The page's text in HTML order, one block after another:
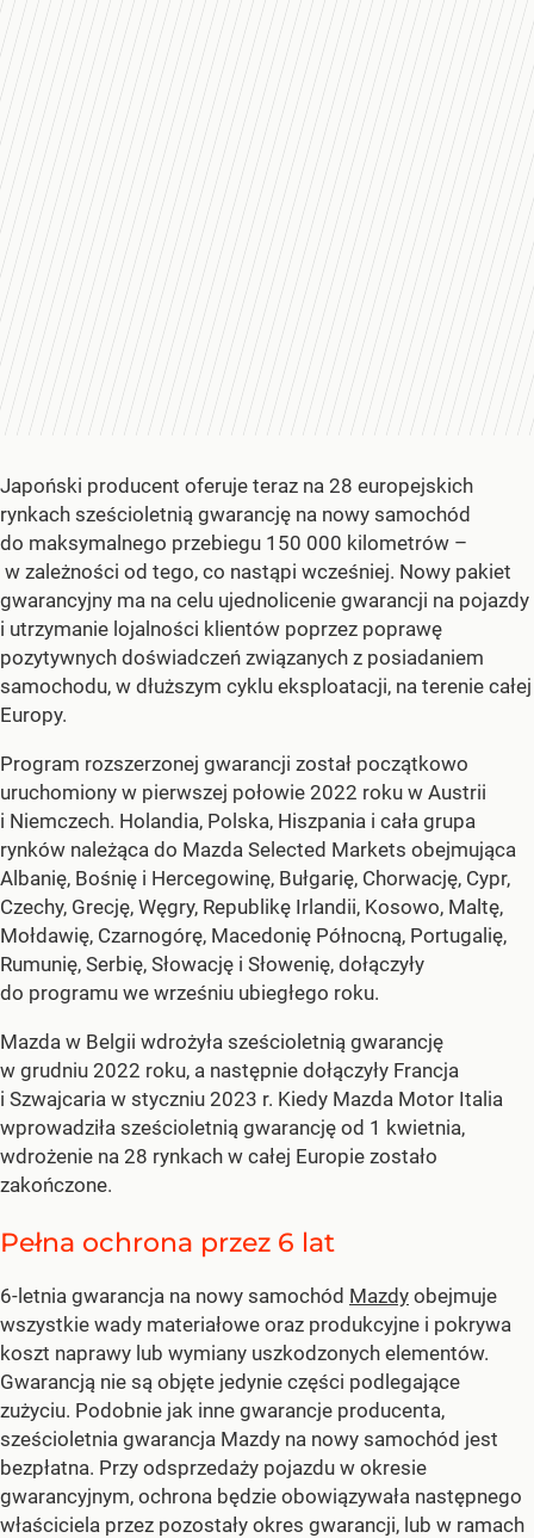
Japoński producent oferuje teraz na 28 europejskich
rynkach sześcioletnią gwarancję na nowy samochód
do maksymalnego przebiegu 150 000 kilometrów –
w zależności od tego, co nastąpi wcześniej. Nowy pakiet
gwarancyjny ma na celu ujednolicenie gwarancji na pojazdy
i utrzymanie lojalności klientów poprzez poprawę
pozytywnych doświadczeń związanych z posiadaniem
samochodu, w dłuższym cyklu eksploatacji, na terenie całej
Europy.
Program rozszerzonej gwarancji został początkowo
uruchomiony w pierwszej połowie 2022 roku w Austrii
i Niemczech. Holandia, Polska, Hiszpania i cała grupa
rynków należąca do Mazda Selected Markets obejmująca
Albanię, Bośnię i Hercegowinę, Bułgarię, Chorwację, Cypr,
Czechy, Grecję, Węgry, Republikę Irlandii, Kosowo, Maltę,
Mołdawię, Czarnogórę, Macedonię Północną, Portugalię,
Rumunię, Serbię, Słowację i Słowenię, dołączyły
do programu we wrześniu ubiegłego roku.
Mazda w Belgii wdrożyła sześcioletnią gwarancję
w grudniu 2022 roku, a następnie dołączyły Francja
i Szwajcaria w styczniu 2023 r. Kiedy Mazda Motor Italia
wprowadziła sześcioletnią gwarancję od 1 kwietnia,
wdrożenie na 28 rynkach w całej Europie zostało
zakończone.
Pełna ochrona przez 6 lat
6-letnia gwarancja na nowy samochód Mazdy obejmuje
wszystkie wady materiałowe oraz produkcyjne i pokrywa
koszt naprawy lub wymiany uszkodzonych elementów.
Gwarancją nie są objęte jedynie części podlegające
zużyciu. Podobnie jak inne gwarancje producenta,
sześcioletnia gwarancja Mazdy na nowy samochód jest
bezpłatna. Przy odsprzedaży pojazdu w okresie
gwarancyjnym, ochrona będzie obowiązywała następnego
właściciela przez pozostały okres gwarancji, lub w ramach